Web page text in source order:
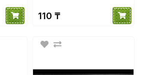
110 ₸